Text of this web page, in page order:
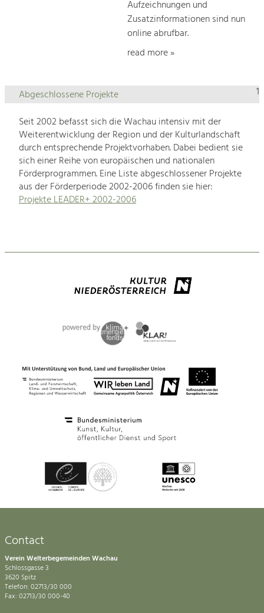
Aufzeichnungen und
Zusatzinformationen sind nun
online abrufbar.
read more »
1
Abgeschlossene Projekte
Seit 2002 befasst sich die Wachau intensiv mit der
Weiterentwicklung der Region und der Kulturlandschaft
durch entsprechende Projektvorhaben. Dabei bedient sie
sich einer Reihe von europäischen und nationalen
Förderprogrammen. Eine Liste abgeschlossener Projekte
aus der Förderperiode 2002-2006 finden sie hier:
Projekte LEADER+ 2002-2006
Contact
Verein Welterbegemeinden Wachau
Schlossgasse 3
3620 Spitz
Telefon: 02713/30 000
Fax: 02713/30 000-40